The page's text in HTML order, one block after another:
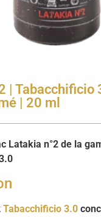
| Tabacchificio
| 20 ml
Latakia n°2 de la
Tabacchificio 3.0